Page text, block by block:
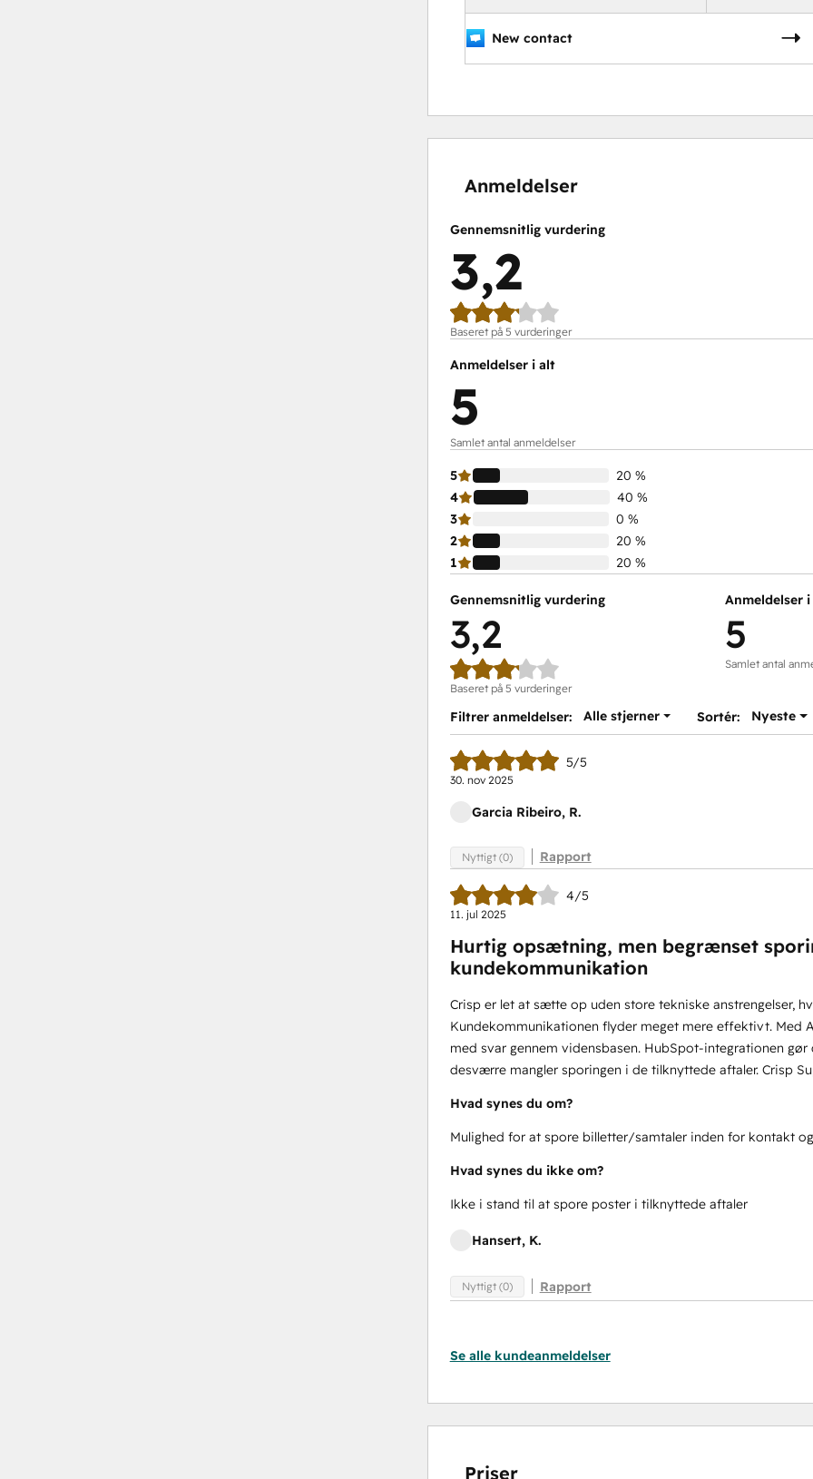
New contact
Anmeldelser
Gennemsnitlig vurdering
3,2
Baseret på 5 vurderinger
Anmeldelser i alt
5
Samlet antal anmeldelser
5
20 %
4
40 %
3
0 %
2
20 %
1
20 %
Gennemsnitlig vurdering
3,2
Baseret på 5 vurderinger
Anmeldelser
5
Samlet antal
Filtrer anmeldelser:
Alle stjerner Sortér: Nyeste
5/5
30. nov 2025
Garcia Ribeiro, R.
Nyttigt (0) Rapport
4/5
11. jul 2025
Hurtig opsætning, men begrænset
kundekommunikation
Crisp er let at sætte op uden store tekniske anstrengelser,
Kundekommunikationen flyder meget mere effektivt. Med
med svar gennem vidensbasen. HubSpot-integrationen
desværre mangler sporingen i de tilknyttede aftaler. Crisp
Hvad synes du om?
Mulighed for at spore billetter/samtaler inden for kontakt
Hvad synes du ikke om?
Ikke i stand til at spore poster i tilknyttede aftaler
Hansert, K.
Nyttigt (0) Rapport
Se alle kundeanmeldelser
Priser